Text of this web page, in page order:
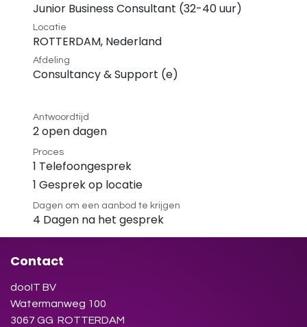
Junior Business Consultant (32-40 uur)
Locatie
ROTTERDAM, Nederland
Afdeling
Consultancy & Support (e)
Antwoordtijd
2 open dagen
Proces
1 Telefoongesprek
1 Gesprek op locatie
Dagen om een aanbod te krijgen
4 Dagen na het gesprek
Contact
dooIT BV
Watermanweg 100
3067 GG ROTTERDAM